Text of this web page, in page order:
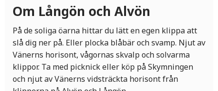
Om Långön och Alvön
På de soliga öarna hittar du lätt en egen klippa att
slå dig ner på. Eller plocka blåbär och svamp. Njut av
Vänerns horisont, vågornas skvalp och solvarma
klippor. Ta med picknick eller köp på Skymningen
och njut av Vänerns vidsträckta horisont från